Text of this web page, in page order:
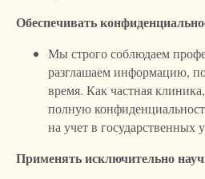
Обеспечивать
Мы строго соблюдаем
разглашаем информацию,
время. Как частная
полную
на учет в государственных
Применять исключительно